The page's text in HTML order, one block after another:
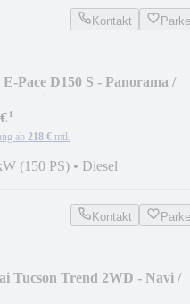
Kontakt
Pace D150 S - Panorama /
¹
ab 218 € mtl.
(150 PS) • Diesel
Kontakt
Tucson Trend 2WD - Navi /